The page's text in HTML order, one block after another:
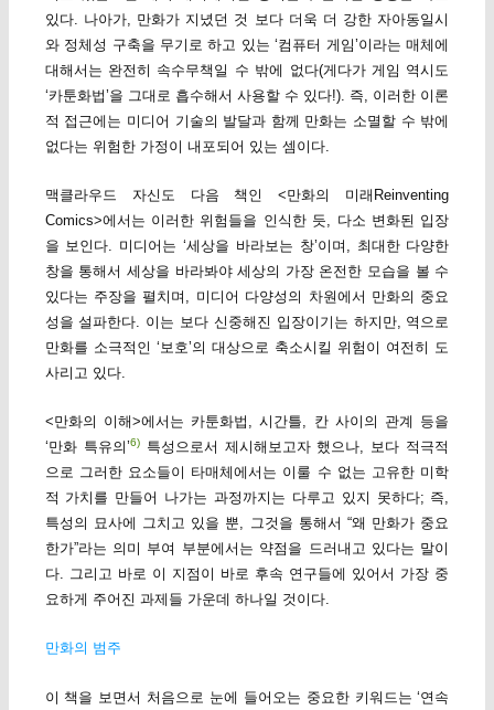
있다. 나아가, 만화가 지녔던 것 보다 더욱 더 강한 자아동일시
와 정체성 구축을 무기로 하고 있는 ‘컴퓨터 게임’이라는 매체에
대해서는 완전히 속수무책일 수 밖에 없다(게다가 게임 역시도
‘카툰화법’을 그대로 흡수해서 사용할 수 있다!). 즉, 이러한 이론
적 접근에는 미디어 기술의 발달과 함께 만화는 소멸할 수 밖에
없다는 위험한 가정이 내포되어 있는 셈이다.
맥클라우드 자신도 다음 책인 <만화의 미래Reinventing
Comics>에서는 이러한 위험들을 인식한 듯, 다소 변화된 입장
을 보인다. 미디어는 ‘세상을 바라보는 창’이며, 최대한 다양한
창을 통해서 세상을 바라봐야 세상의 가장 온전한 모습을 볼 수
있다는 주장을 펼치며, 미디어 다양성의 차원에서 만화의 중요
성을 설파한다. 이는 보다 신중해진 입장이기는 하지만, 역으로
만화를 소극적인 ‘보호’의 대상으로 축소시킬 위험이 여전히 도
사리고 있다.
<만화의 이해>에서는 카툰화법, 시간틀, 칸 사이의 관계 등을
‘만화 특유의’6)특성으로서 제시해보고자 했으나, 보다 적극적
으로 그러한 요소들이 타매체에서는 이룰 수 없는 고유한 미학
적 가치를 만들어 나가는 과정까지는 다루고 있지 못하다; 즉,
특성의 묘사에 그치고 있을 뿐, 그것을 통해서 “왜 만화가 중요
한가”라는 의미 부여 부분에서는 약점을 드러내고 있다는 말이
다. 그리고 바로 이 지점이 바로 후속 연구들에 있어서 가장 중
요하게 주어진 과제들 가운데 하나일 것이다.
만화의 범주
이 책을 보면서 처음으로 눈에 들어오는 중요한 키워드는 ‘연속